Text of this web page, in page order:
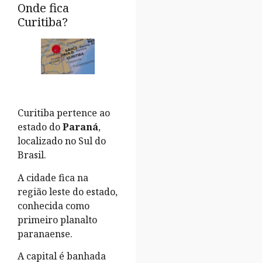
Onde fica
Curitiba?
Curitiba pertence ao
estado doParaná,
localizado no Sul do
Brasil.
A cidade fica na
região leste do estado,
conhecida como
primeiro planalto
paranaense.
A capital é banhada